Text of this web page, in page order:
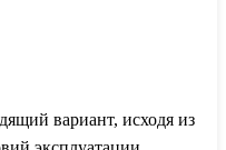
вариант, исходя из